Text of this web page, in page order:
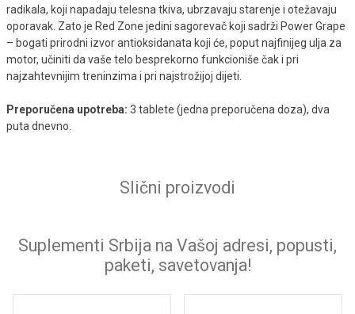
radikala, koji napadaju telesna tkiva, ubrzavaju starenje i otežavaju
oporavak. Zato je Red Zone jedini sagorevač koji sadrži Power Grape
– bogati prirodni izvor antioksidanata koji će, poput najfinijeg ulja za
motor, učiniti da vaše telo besprekorno funkcioniše čak i pri
najzahtevnijim treninzima i pri najstrožijoj dijeti.
Preporučena upotreba: 3 tablete (jedna preporučena doza), dva
puta dnevno.
Slični proizvodi
Suplementi Srbija na Vašoj adresi, popusti,
paketi, savetovanja!